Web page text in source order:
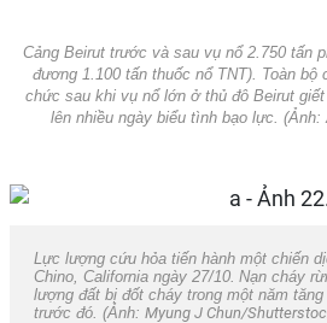
Cảng Beirut trước và sau vụ nổ 2.750 tấn
đương 1.100 tấn thuốc nổ TNT). Toàn bộ
chức sau khi vụ nổ lớn ở thủ đô Beirut
lên nhiều ngày biểu tình bạo lực. (Ảnh:
Lực lượng cứu hỏa tiến hành một chiến
Chino, California ngày 27/10. Nạn cháy
lượng đất bị đốt cháy trong một năm
trước đó. (Ảnh: Myung J Chun/